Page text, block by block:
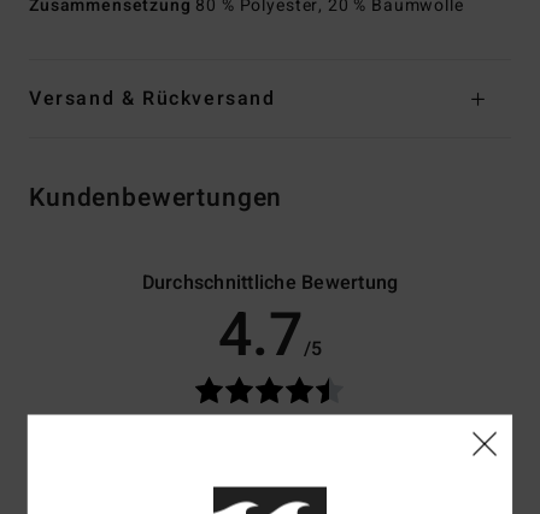
Zusammensetzung 80 % Polyester, 20 % Baumwolle
Versand & Rückversand
Kundenbewertungen
Durchschnittliche Bewertung
4.7/5
Preis-Leistungs-Verhältnis